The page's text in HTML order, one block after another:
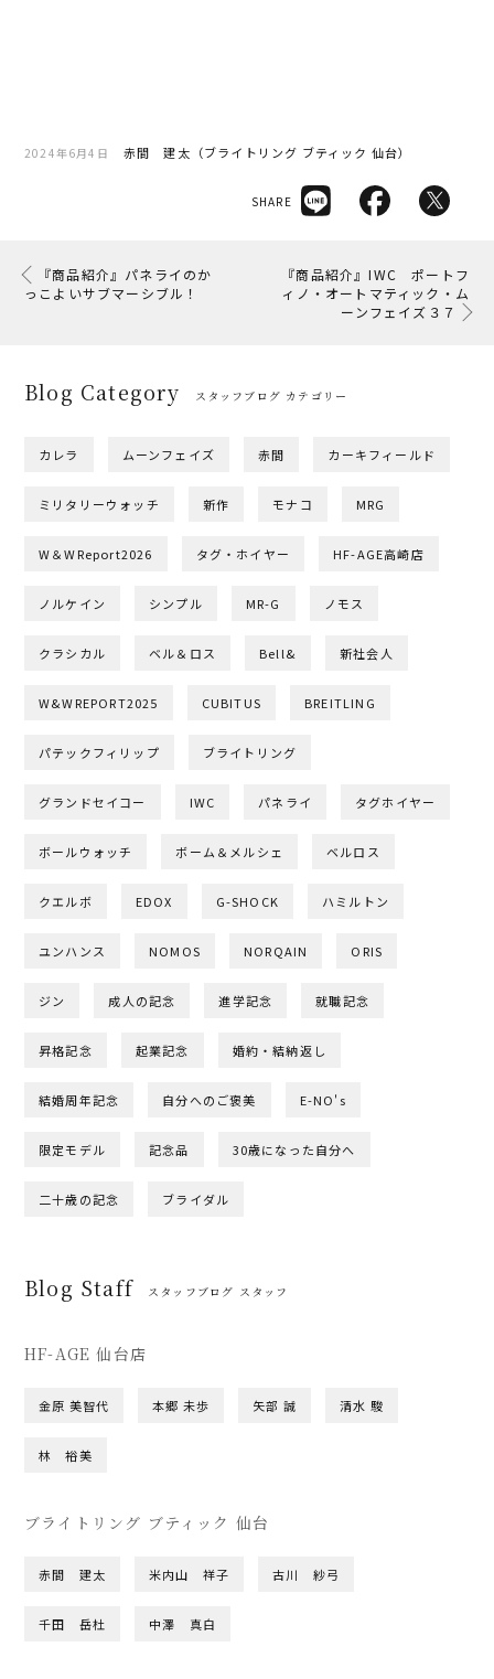
2024年6月4日 赤間 建太（ブライトリング ブティック 仙台）
SHARE
『商品紹介』パネライのか
っこよいサブマーシブル！
『商品紹介』IWC ポートフ
ィノ・オートマティック・ム
ーンフェイズ３７
Blog Category スタッフブログ カテゴリー
カレラ ムーンフェイズ 赤間 カーキフィールド
ミリタリーウォッチ 新作 モナコ MRG
W＆WReport2026 タグ・ホイヤー HF-AGE高崎店
ノルケイン シンプル MR-G ノモス
クラシカル ベル＆ロス Bell& 新社会人
W&WREPORT2025 CUBITUS BREITLING
パテックフィリップ ブライトリング
グランドセイコー IWC パネライ タグホイヤー
ボールウォッチ ボーム＆メルシェ ベルロス
クエルボ EDOX G-SHOCK ハミルトン
ユンハンス NOMOS NORQAIN ORIS
ジン 成人の記念 進学記念 就職記念
昇格記念 起業記念 婚約・結納返し
結婚周年記念 自分へのご褒美 E-NO's
限定モデル 記念品 30歳になった自分へ
二十歳の記念 ブライダル
Blog Staff スタッフブログ スタッフ
HF-AGE 仙台店
金原 美智代 本郷 未歩 矢部 誠 清水 駿
林 裕美
ブライトリング ブティック 仙台
赤間 建太 米内山 祥子 古川 紗弓
千田 岳杜 中澤 真白